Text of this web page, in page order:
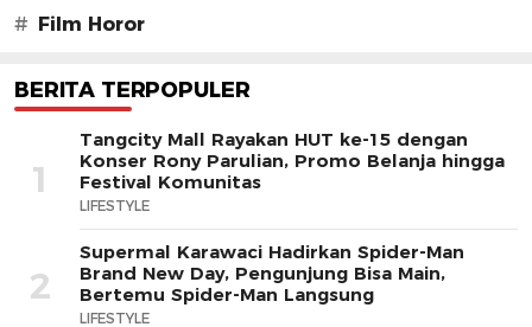
#
Film Horor
BERITA TERPOPULER
1
Tangcity Mall Rayakan HUT ke-15 dengan
Konser Rony Parulian, Promo Belanja hingga
Festival Komunitas
LIFESTYLE
2
Supermal Karawaci Hadirkan Spider-Man
Brand New Day, Pengunjung Bisa Main,
Bertemu Spider-Man Langsung
LIFESTYLE